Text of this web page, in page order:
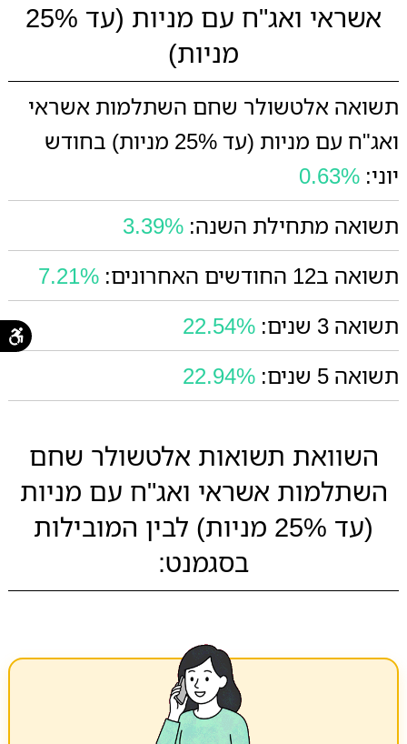
אשראי ואג"ח עם מניות (עד 25%
מניות)
תשואה אלטשולר שחם השתלמות אשראי
ואג"ח עם מניות (עד 25% מניות) בחודש
יוני: 0.63%
תשואה מתחילת השנה: 3.39%
תשואה ב12 החודשים האחרונים:
7.21%
תשואה 3 שנים:
22.54%
תשואה 5 שנים:
22.94%
השוואת תשואות אלטשולר שחם
השתלמות אשראי ואג"ח עם מניות
(עד 25% מניות) לבין המובילות
בסגמנט: